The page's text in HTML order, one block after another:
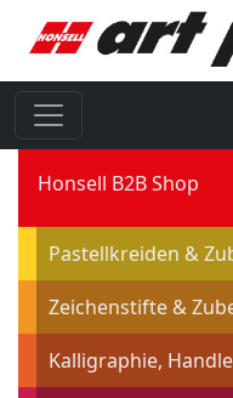
Honsell B2B Shop
Pastellkreiden &
Zeichenstifte &
Kalligraphie,